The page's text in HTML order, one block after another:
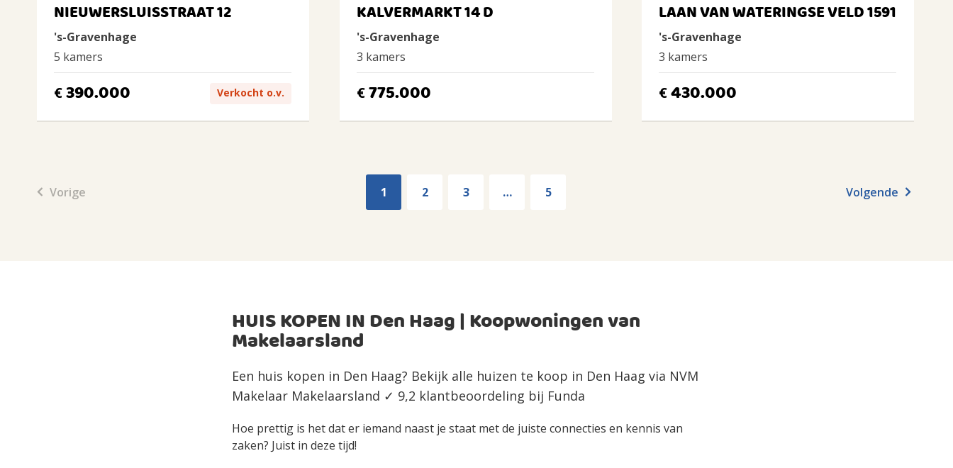
NIEUWERSLUISSTRAAT 12
's-Gravenhage
5 kamers
€390.000 Verkocht o.v.
KALVERMARKT 14 D
's-Gravenhage
3 kamers
€775.000
LAAN VAN WATERINGSE VELD 1591
's-Gravenhage
3 kamers
€430.000
Vorige 1 2 3 … 5 Volgende
HUIS KOPEN IN Den Haag | Koopwoningen van
Makelaarsland
Een huis kopen in Den Haag? Bekijk alle huizen te koop in Den Haag via NVM
Makelaar Makelaarsland ✓ 9,2 klantbeoordeling bij Funda
Hoe prettig is het dat er iemand naast je staat met de juiste connecties en kennis van
zaken? Juist in deze tijd!